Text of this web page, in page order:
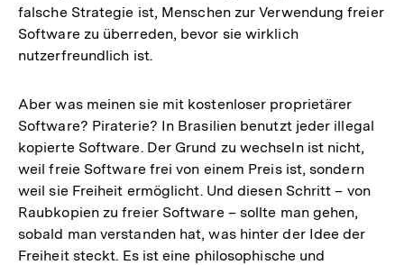
falsche Strategie ist, Menschen zur Verwendung freier
Software zu überreden, bevor sie wirklich
nutzerfreundlich ist.
Aber was meinen sie mit kostenloser proprietärer
Software? Piraterie? In Brasilien benutzt jeder illegal
kopierte Software. Der Grund zu wechseln ist nicht,
weil freie Software frei von einem Preis ist, sondern
weil sie Freiheit ermöglicht. Und diesen Schritt – von
Raubkopien zu freier Software – sollte man gehen,
sobald man verstanden hat, was hinter der Idee der
Freiheit steckt. Es ist eine philosophische und